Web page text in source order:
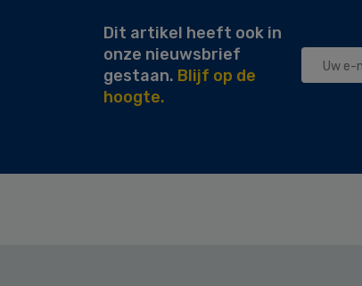
Dit artikel heeft ook in
onze nieuwsbrief
gestaan. Blijf op de
hoogte.